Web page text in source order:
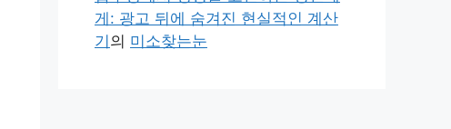
게: 광고 뒤에 숨겨진 현실적인 계산
기 의 미소찾는눈